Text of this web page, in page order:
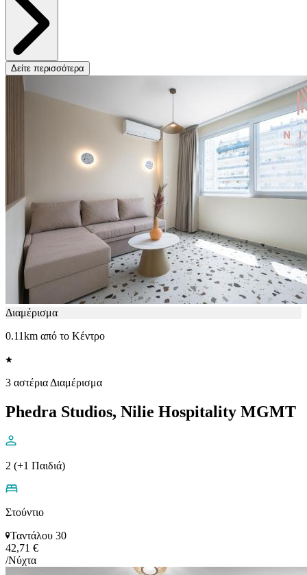
Δείτε περισσότερα
Διαμέρισμα
0.11km από το Κέντρο
3 αστέρια Διαμέρισμα
Phedra Studios, Nilie Hospitality MGMT
2 (+1 Παιδιά)
Στούντιο
Ταντάλου 30
42,71 €
/Νύχτα